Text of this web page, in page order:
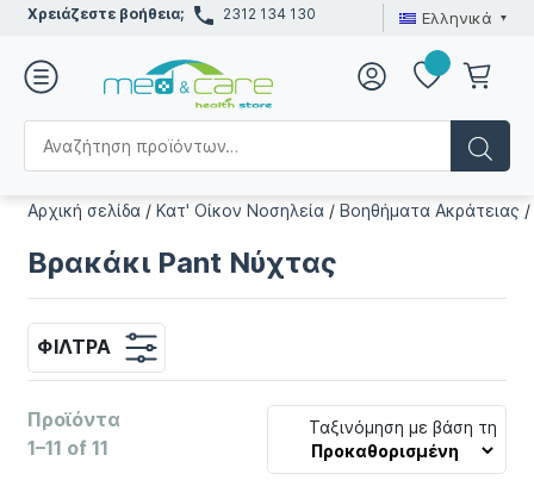
Χρειάζεστε βοήθεια; 2312 134 130 Ελληνικά
Αρχική σελίδα /Κατ' Οίκον Νοσηλεία /Βοηθήματα Ακράτειας
Βρακάκι Pant Νύχτας
ΦΊΛΤΡΑ
Προϊόντα
1–11 of 11
Ταξινόμηση με βάση τη